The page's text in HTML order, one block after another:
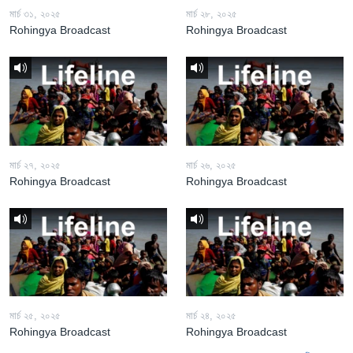
মার্চ ৩১, ২০২৫
Rohingya Broadcast
মার্চ ২৮, ২০২৫
Rohingya Broadcast
মার্চ ২৭, ২০২৫
Rohingya Broadcast
মার্চ ২৬, ২০২৫
Rohingya Broadcast
মার্চ ২৫, ২০২৫
Rohingya Broadcast
মার্চ ২৪, ২০২৫
Rohingya Broadcast